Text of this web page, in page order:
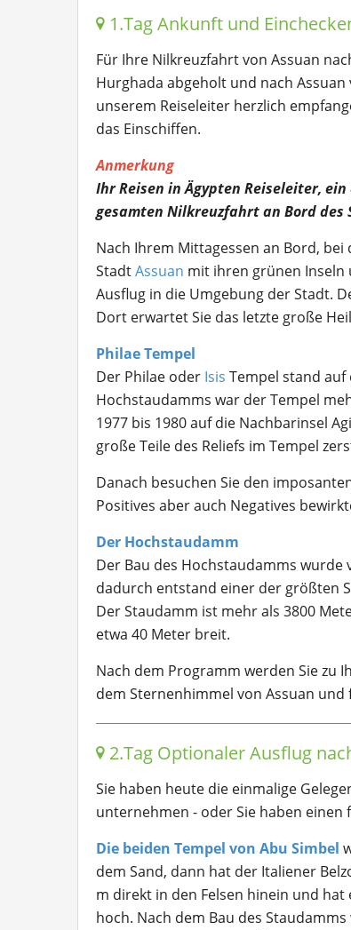
1.Tag Ankunft und
Für Ihre Nilkreuzfahrt von Assuan
Hurghada abgeholt und nach Assuan
unserem Reiseleiter herzlich
das Einschiffen.
Anmerkung
Ihr Reisen in Ägypten Reiseleiter,
gesamten Nilkreuzfahrt an Bord
Nach Ihrem Mittagessen an Bord,
StadtAssuan mit ihren grünen Inseln
Ausflug in die Umgebung der Stadt.
Dort erwartet Sie das letzte große
Philae Tempel
Der Philae oder Isis Tempel stand auf
Hochstaudamms war der Tempel
1977 bis 1980 auf die Nachbarinsel
große Teile des Reliefs im Tempel
Danach besuchen Sie den
Positives aber auch Negatives
Der Hochstaudamm
Der Bau des Hochstaudamms wurde
dadurch entstand einer der größten
Der Staudamm ist mehr als 3800
etwa 40 Meter breit.
Nach dem Programm werden Sie zu
dem Sternenhimmel von Assuan
2.Tag Optionaler Ausflug
Sie haben heute die einmalige
unternehmen - oder Sie haben einen
Die beiden Tempel von Abu Simbel
dem Sand, dann hat der Italiener
m direkt in den Felsen hinein und
hoch. Nach dem Bau des